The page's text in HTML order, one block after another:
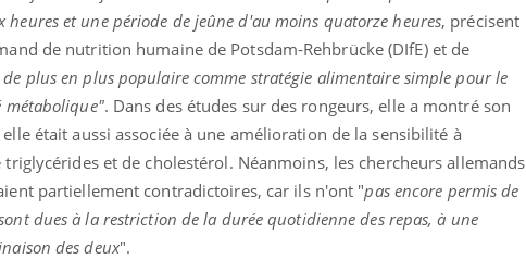
et une période de jeûne d'au moins quatorze heures, précisent
de nutrition humaine de Potsdam-Rehbrücke (DIfE) et de
de plus en plus populaire comme stratégie alimentaire simple pour le
métabolique". Dans des études sur des rongeurs, elle a montré son
était aussi associée à une amélioration de la sensibilité à
et de cholestérol. Néanmoins, les chercheurs allemands
partiellement contradictoires, car ils n'ont "pas encore permis de
dues à la restriction de la durée quotidienne des repas, à une
des deux".